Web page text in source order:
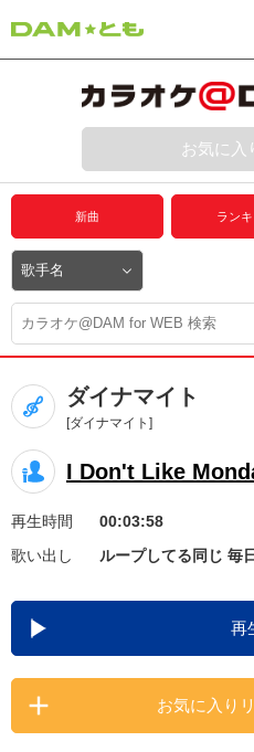
動画からさがす
ログ
プレミアムサービス
DAM★とも動画
DAM★とも録音
カラオケ＠DAM
ユーザー検索
キャンペーン
お知らせ よくあるご質問
DAMの新曲・
カラオケ最新情
お気に入
新曲 ラン
ダイナマイト
[ダイナマイト]
I Don't Like
再生時間
00:03:58
歌い出し
ループしてる同じ 毎
再
お気に入り